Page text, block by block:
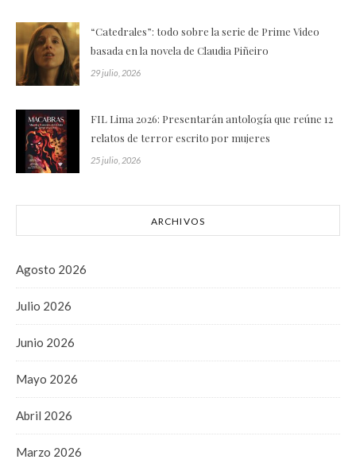
“Catedrales”: todo sobre la serie de Prime Video
basada en la novela de Claudia Piñeiro
29 julio, 2026
FIL Lima 2026: Presentarán antología que reúne 12
relatos de terror escrito por mujeres
25 julio, 2026
ARCHIVOS
Agosto 2026
Julio 2026
Junio 2026
Mayo 2026
Abril 2026
Marzo 2026